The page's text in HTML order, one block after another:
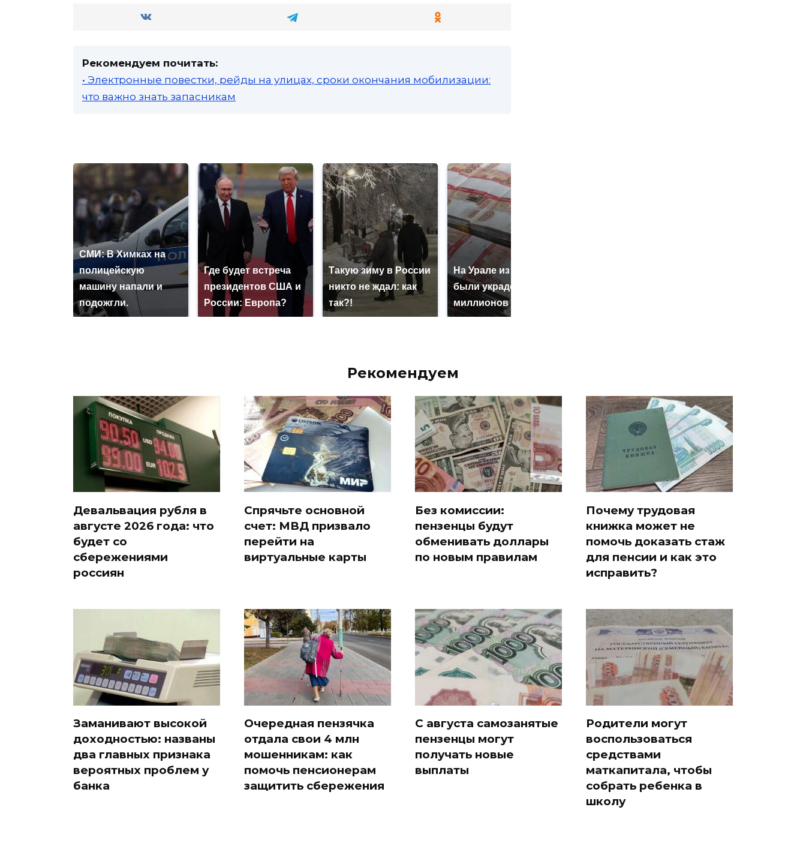
Рекомендуем почитать:
• Электронные повестки, рейды на улицах, сроки окончания мобилизации:
что важно знать запасникам
СМИ: В Химках на
полицейскую
машину напали и
подожгли.
Где будет встреча
президентов США и
России: Европа?
Такую зиму в России
никто не ждал: как
так?!
На Урале из казны
были украдены 18
миллионов рублей
Рекомендуем
Девальвация рубля в
августе 2026 года: что
будет со
сбережениями
россиян
Спрячьте основной
счет: МВД призвало
перейти на
виртуальные карты
Без комиссии:
пензенцы будут
обменивать доллары
по новым правилам
Почему трудовая
книжка может не
помочь доказать стаж
для пенсии и как это
исправить?
Заманивают высокой
доходностью: названы
два главных признака
вероятных проблем у
банка
Очередная пензячка
отдала свои 4 млн
мошенникам: как
помочь пенсионерам
защитить сбережения
С августа самозанятые
пензенцы могут
получать новые
выплаты
Родители могут
воспользоваться
средствами
маткапитала, чтобы
собрать ребенка в
школу